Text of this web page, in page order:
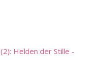
Helden der Stille -